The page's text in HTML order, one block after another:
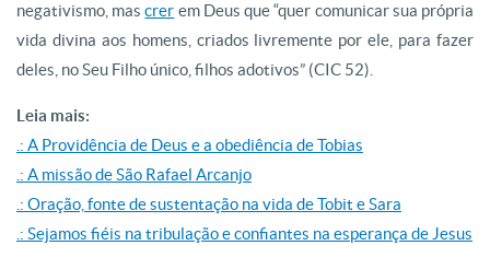
negativismo, mascrer em Deus que “quer comunicar sua própria
vida divina aos homens, criados livremente por ele, para fazer
deles, no Seu Filho único, filhos adotivos” (CIC 52).
Leia mais:
.: A Providência de Deus e a obediência de Tobias
.: A missão de São Rafael Arcanjo
.: Oração, fonte de sustentação na vida de Tobit e Sara
.: Sejamos fiéis na tribulação e confiantes na esperança de Jesus